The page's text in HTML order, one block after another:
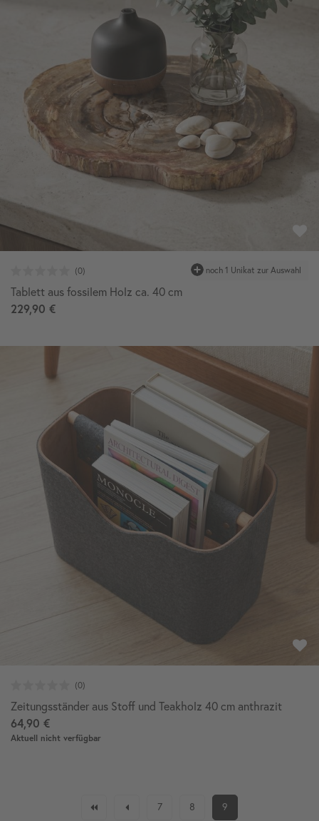
Tablett aus fossilem Holz ca. 40 cm
229,90 €
Zeitungsständer aus Stoff und Teakholz 40 cm anthrazit
64,90 €
Aktuell nicht verfügbar
7 8 9